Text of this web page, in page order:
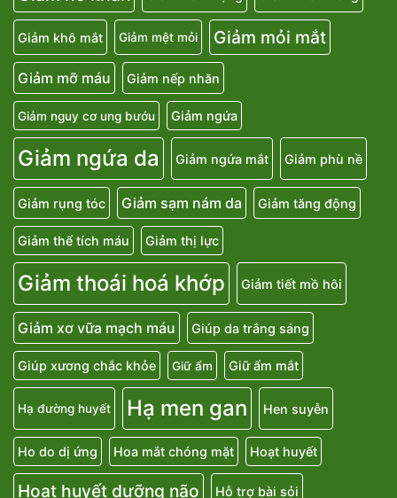
Giảm khô mắt Giảm mệt mỏi Giảm mỏi mắt
Giảm mỡ máu Giảm nếp nhăn
Giảm nguy cơ ung bướu Giảm ngứa
Giảm ngứa da Giảm ngứa mắt Giảm phù nề
Giảm rụng tóc Giảm sạm nám da Giảm tăng động
Giảm thể tích máu Giảm thị lực
Giảm thoái hoá khớp Giảm tiết mồ hôi
Giảm xơ vữa mạch máu Giúp da trắng sáng
Giúp xương chắc khỏe Giữ ẩm Giữ ẩm mắt
Hạ đường huyết Hạ men gan Hen suyễn
Ho do dị ứng Hoa mắt chóng mặt Hoạt huyết
Hoạt huyết dưỡng não Hỗ trợ bài sỏi